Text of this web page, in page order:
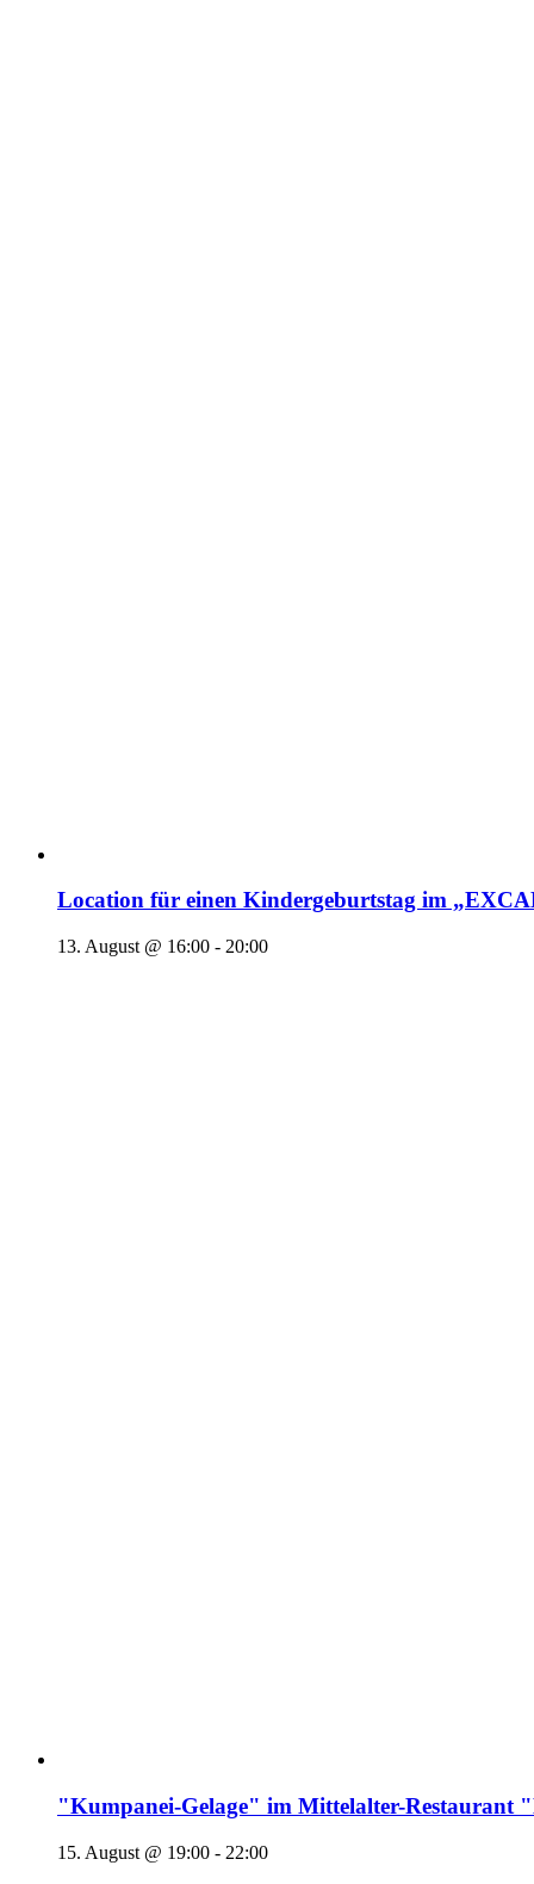
Location für einen Kindergeburtstag im
13. August @ 16:00 - 20:00
"Kumpanei-Gelage" im Mittelalter-
15. August @ 19:00 - 22:00